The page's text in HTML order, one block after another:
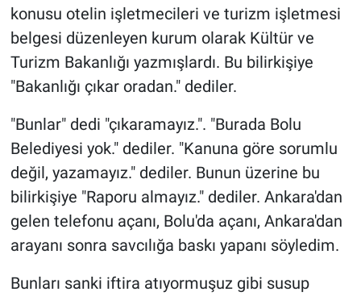
konusu otelin işletmecileri ve turizm işletmesi
belgesi düzenleyen kurum olarak Kültür ve
Turizm Bakanlığı yazmışlardı. Bu bilirkişiye
"Bakanlığı çıkar oradan." dediler.
"Bunlar" dedi "çıkaramayız.". "Burada Bolu
Belediyesi yok." dediler. "Kanuna göre sorumlu
değil, yazamayız." dediler. Bunun üzerine bu
bilirkişiye "Raporu almayız." dediler. Ankara'dan
gelen telefonu açanı, Bolu'da açanı, Ankara'dan
arayanı sonra savcılığa baskı yapanı söyledim.
Bunları sanki iftira atıyormuşuz gibi susup